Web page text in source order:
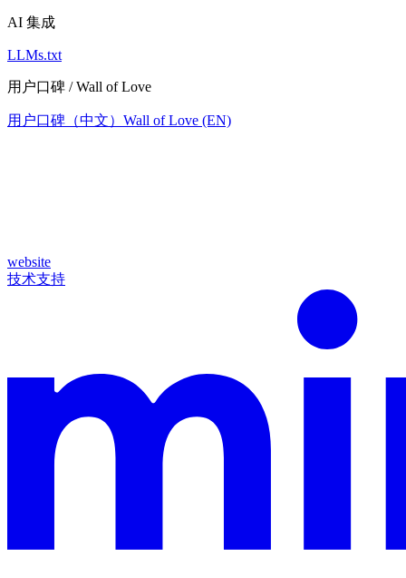
AI 集成
LLMs.txt
用户口碑 / Wall of Love
用户口碑（中文） Wall of Love (EN)
website
技术支持